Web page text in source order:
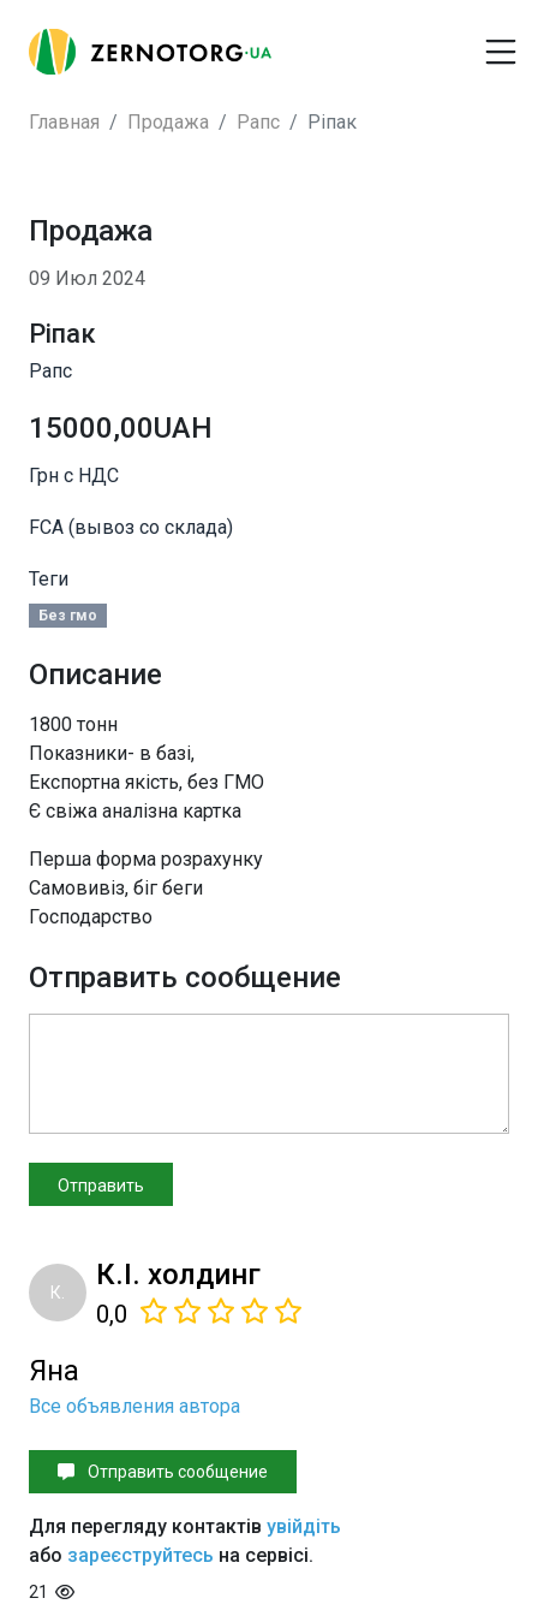
Главная Продажа Рапс Ріпак
Продажа
09 Июл 2024
Ріпак
Рапс
15000,00UAH
Грн с НДС
FCA (вывоз со склада)
Теги
Без гмо
Описание
1800 тонн
Показники- в базі,
Експортна якість, без ГМО
Є свіжа аналізна картка
Перша форма розрахунку
Самовивіз, біг беги
Господарство
Отправить сообщение
К.
К.І. холдинг
0,0
Яна
Все объявления автора
Отправить сообщение
Для перегляду контактів увійдіть
або зареєструйтесь на сервісі.
21